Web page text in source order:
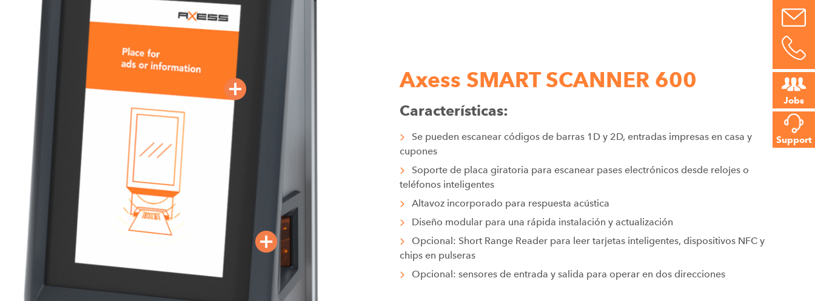
Jobs
Support
Axess SMART SCANNER 600
Características:
Se pueden escanear códigos de barras 1D y 2D, entradas impresas en casa y
cupones
Soporte de placa giratoria para escanear pases electrónicos desde relojes o
teléfonos inteligentes
Altavoz incorporado para respuesta acústica
Diseño modular para una rápida instalación y actualización
Opcional: Short Range Reader para leer tarjetas inteligentes, dispositivos NFC y
chips en pulseras
Opcional: sensores de entrada y salida para operar en dos direcciones